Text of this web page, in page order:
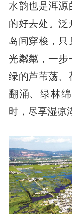
水韵也是洱源
的好去处。泛
岛间穿梭，只
光粼粼，一步
绿的芦苇荡、
翻涌、绿林
时，尽享湿凉